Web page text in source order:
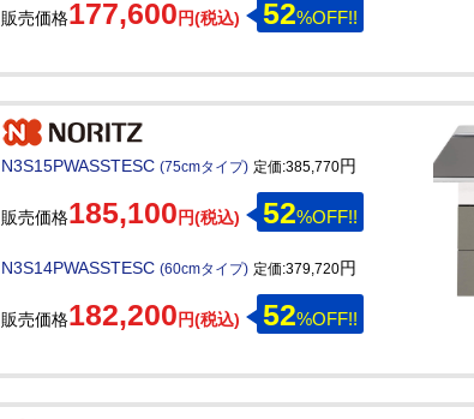
販売価格177,600 円(税込) 52%OFF!!
N3S15PWASSTESC (75cmタイプ) 定価:385,770円
販売価格185,100 円(税込) 52%OFF!!
N3S14PWASSTESC (60cmタイプ) 定価:379,720円
販売価格182,200 円(税込) 52%OFF!!